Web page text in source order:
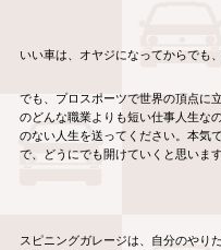
いい車は、オヤジになってからでも
でも、プロスポーツで世界の頂点に
のどんな職業よりも短い仕事人生な
のない人生を送ってください。本気
で、どうにでも開けていくと思います
スピニングガレージは、自分のやり